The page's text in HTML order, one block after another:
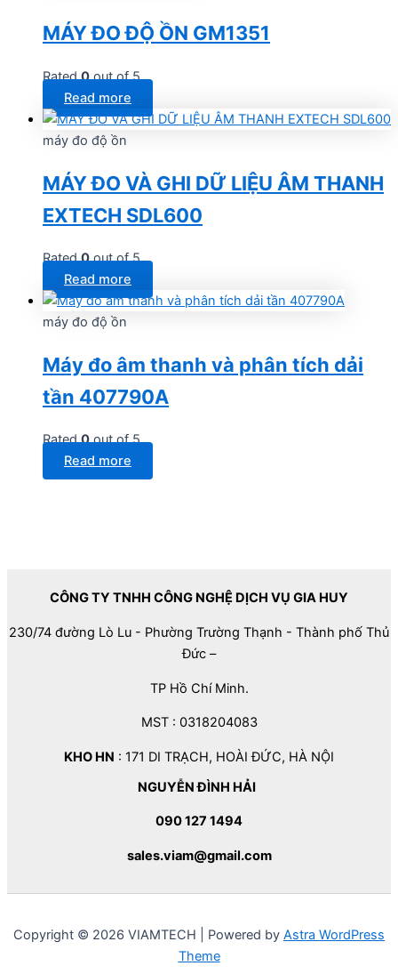
MÁY ĐO ĐỘ ỒN GM1351
Rated0out of 5
Read more
máy đo độ ồn
MÁY ĐO VÀ GHI DỮ LIỆU ÂM THANH
EXTECH SDL600
Rated0out of 5
Read more
máy đo độ ồn
Máy đo âm thanh và phân tích dải
tần 407790A
Rated0out of 5
Read more
CÔNG TY TNHH CÔNG NGHỆ DỊCH VỤ GIA HUY
230/74 đường Lò Lu - Phường Trường Thạnh - Thành phố Thủ
Đức –
TP Hồ Chí Minh.
MST : 0318204083
KHO HN : 171 DI TRẠCH, HOÀI ĐỨC, HÀ NỘI
NGUYỄN ĐÌNH HẢI
090 127 1494
sales.viam@gmail.com
Copyright © 2026 VIAMTECH | Powered by Astra WordPress
Theme